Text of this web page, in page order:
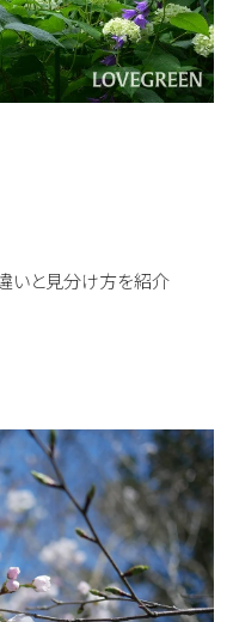
いと見分け方を紹介